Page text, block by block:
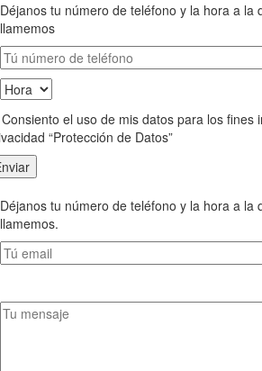
Déjanos tu número de teléfono y la hora a la
llamemos
el uso de mis datos para los fines
“Protección de Datos”
Déjanos tu número de teléfono y la hora a la
llamemos.